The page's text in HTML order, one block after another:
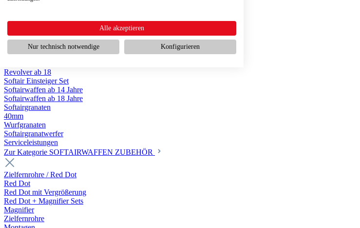
Scharfschützengewehr ab 18
Softair Pistolen
Softair Pistolen elektrisch ab 14
Softair Pistolen Federdruck ab 14
Softair Pistolen HPA Luftdruck ab 18
Revolver ab 18
Softair Einsteiger Set
Softairwaffen ab 14 Jahre
Softairwaffen ab 18 Jahre
Softairgranaten
40mm
Wurfgranaten
Softairgranatwerfer
Serviceleistungen
Zur Kategorie SOFTAIRWAFFEN ZUBEHÖR
Zielfernrohre / Red Dot
Red Dot
Red Dot mit Vergrößerung
Red Dot + Magnifier Sets
Magnifier
Zielfernrohre
Alle akzeptieren
Nur technisch notwendige Konfigurieren